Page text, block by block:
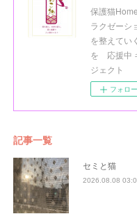
保護猫
ラクゼーシ
を整えてい
を 応援中
ジェクト
フォロー
記事一覧
セミと猫
2026.08.08